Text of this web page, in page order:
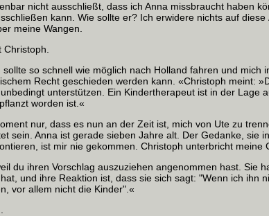
nicht ausschließt, dass ich Anna missbraucht haben
kann. Wie sollte er? Ich erwidere nichts auf diese
meine Wangen.
so schnell wie möglich nach Holland fahren und mich
Recht geschieden werden kann. «Christoph meint:
unterstützen. Ein Kindertherapeut ist in der Lage
worden ist.«
nur, dass es nun an der Zeit ist, mich von Ute zu
sein. Anna ist gerade sieben Jahre alt. Der Gedanke, sie
ist mir nie gekommen. Christoph unterbricht meine
du ihren Vorschlag auszuziehen angenommen hast. Sie
und ihre Reaktion ist, dass sie sich sagt: "Wenn ich ihn
vor allem nicht die Kinder".«